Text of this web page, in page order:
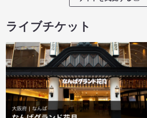
ライブチケット